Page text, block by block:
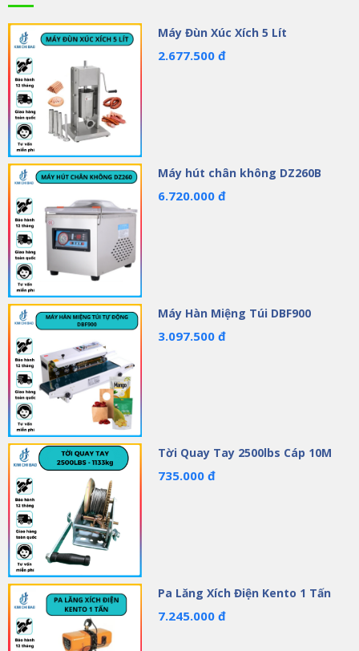
Máy Đùn Xúc Xích 5 Lít
2.677.500 đ
Máy hút chân không DZ260B
6.720.000 đ
Máy Hàn Miệng Túi DBF900
3.097.500 đ
Tời Quay Tay 2500lbs Cáp 10M
735.000 đ
Pa Lăng Xích Điện Kento 1 Tấn
7.245.000 đ